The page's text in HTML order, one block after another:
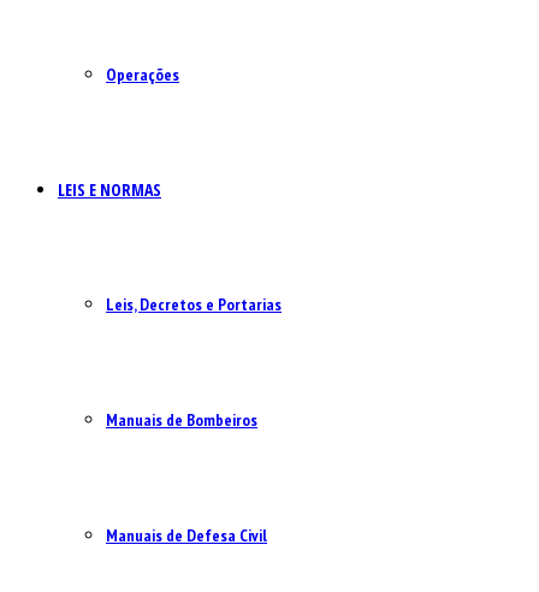
Operações
LEIS E NORMAS
Leis, Decretos e Portarias
Manuais de Bombeiros
Manuais de Defesa Civil